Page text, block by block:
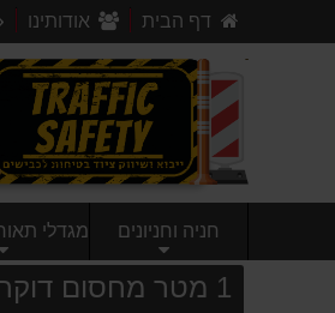
דף הבית אודותינו
חניה וחניונים מגדלי
1 מטר מחסום דוקרנים מפלסטיק 10 טון כולל סופיות ואפשרות נעילה